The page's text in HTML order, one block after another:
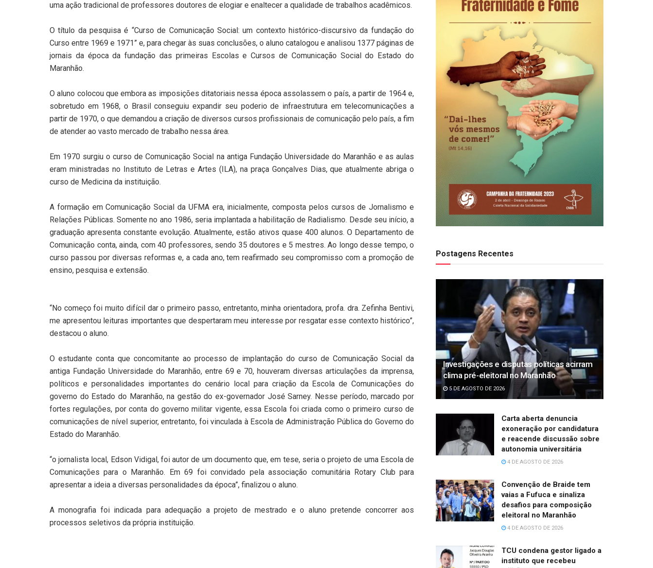
uma ação tradicional de professores doutores de elogiar e enaltecer a qualidade de trabalhos acadêmicos.
O título da pesquisa é “Curso de Comunicação Social: um contexto histórico-discursivo da fundação do
Curso entre 1969 e 1971” e, para chegar às suas conclusões, o aluno catalogou e analisou 1377 páginas de
jornais da época da fundação das primeiras Escolas e Cursos de Comunicação Social do Estado do
Maranhão.
O aluno colocou que embora as imposições ditatoriais nessa época assolassem o país, a partir de 1964 e,
sobretudo em 1968, o Brasil conseguiu expandir seu poderio de infraestrutura em telecomunicações a
partir de 1970, o que demandou a criação de diversos cursos profissionais de comunicação pelo país, a fim
de atender ao vasto mercado de trabalho nessa área.
Em 1970 surgiu o curso de Comunicação Social na antiga Fundação Universidade do Maranhão e as aulas
eram ministradas no Instituto de Letras e Artes (ILA), na praça Gonçalves Dias, que atualmente abriga o
curso de Medicina da instituição.
A formação em Comunicação Social da UFMA era, inicialmente, composta pelos cursos de Jornalismo e
Relações Públicas. Somente no ano 1986, seria implantada a habilitação de Radialismo. Desde seu início, a
graduação apresenta constante evolução. Atualmente, estão ativos quase 400 alunos. O Departamento de
Comunicação conta, ainda, com 40 professores, sendo 35 doutores e 5 mestres. Ao longo desse tempo, o
curso passou por diversas reformas e, a cada ano, tem reafirmado seu compromisso com a promoção de
ensino, pesquisa e extensão.
“No começo foi muito difícil dar o primeiro passo, entretanto, minha orientadora, profa. dra. Zefinha Bentivi,
me apresentou leituras importantes que despertaram meu interesse por resgatar esse contexto histórico”,
destacou o aluno.
O estudante conta que concomitante ao processo de implantação do curso de Comunicação Social da
antiga Fundação Universidade do Maranhão, entre 69 e 70, houveram diversas articulações da imprensa,
políticos e personalidades importantes do cenário local para criação da Escola de Comunicações do
governo do Estado do Maranhão, na gestão do ex-governador José Sarney. Nesse período, marcado por
fortes regulações, por conta do governo militar vigente, essa Escola foi criada como o primeiro curso de
comunicações de nível superior, entretanto, foi vinculada à Escola de Administração Pública do Governo do
Estado do Maranhão.
“o jornalista local, Edson Vidigal, foi autor de um documento que, em tese, seria o projeto de uma Escola de
Comunicações para o Maranhão. Em 69 foi convidado pela associação comunitária Rotary Club para
apresentar a ideia a diversas personalidades da época”, finalizou o aluno.
A monografia foi indicada para adequação a projeto de mestrado e o aluno pretende concorrer aos
processos seletivos da própria instituição.
Postagens Recentes
Investigações e disputas políticas acirram
clima pré-eleitoral no Maranhão
5 DE AGOSTO DE 2026
Carta aberta denuncia
exoneração por candidatura
e reacende discussão sobre
autonomia universitária
4 DE AGOSTO DE 2026
Convenção de Braide tem
vaias a Fufuca e sinaliza
desafios para composição
eleitoral no Maranhão
4 DE AGOSTO DE 2026
TCU condena gestor ligado a
instituto que recebeu